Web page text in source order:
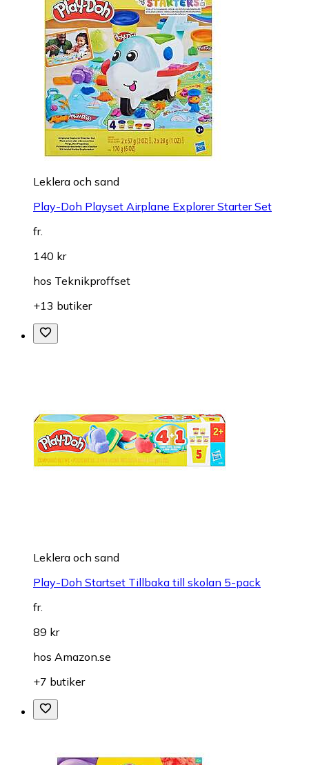
Leklera och sand
Play-Doh Playset Airplane Explorer Starter Set
fr.
140 kr
hos Teknikproffset
+13 butiker
Leklera och sand
Play-Doh Startset Tillbaka till skolan 5-pack
fr.
89 kr
hos Amazon.se
+7 butiker